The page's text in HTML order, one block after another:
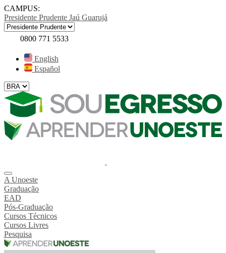
CAMPUS:
Presidente Prudente Jaú Guarujá
0800 771 5533
English
Español
A Unoeste
Graduação
EAD
Pós-Graduação
Cursos Técnicos
Cursos Livres
Pesquisa